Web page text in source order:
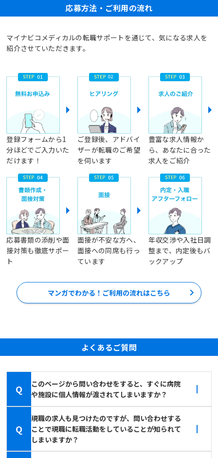
応募方法・ご利用の流れ
マイナビコメディカルの転職サポートを通じて、気になる求人を
紹介させていただきます。
登録フォームから1
分ほどでご入力いた
だけます！
ご登録後、アドバイ
ザーが転職のご希望
を伺います
豊富な求人情報か
ら、あなたに合った
求人をご紹介
応募書類の添削や面
接対策も徹底サポー
ト
面接が不安な方へ、
面接への同席も行っ
ています
年収交渉や入社日調
整まで、内定後もバ
ックアップ
マンガでわかる！ご利用の流れはこちら
よくあるご質問
Q
このページから問い合わせをすると、すぐに病院
や施設に個人情報が渡されてしまいますか？
Q
現職の求人も見つけたのですが、問い合わせする
ことで現職に転職活動をしていることが知られて
しまいますか？